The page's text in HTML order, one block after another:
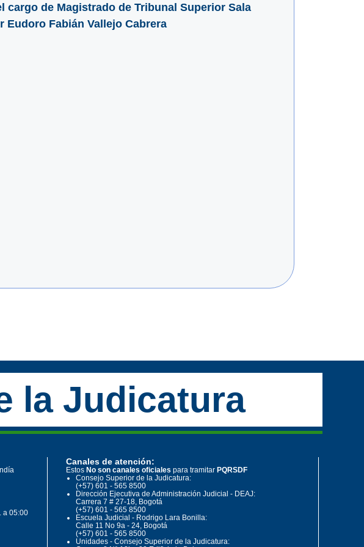
cargo de Magistrado de Tribunal Superior Sala
Eudoro Fabián Vallejo Cabrera
la Judicatura
a 05:00
Canales de atención:
Estos No son canales oficiales para tramitar PQRSDF
Consejo Superior de la Judicatura:
(+57) 601 - 565 8500
Dirección Ejecutiva de Administración Judicial - DEAJ:
Carrera 7 # 27-18, Bogotá
(+57) 601 - 565 8500
Escuela Judicial - Rodrigo Lara Bonilla:
Calle 11 No 9a - 24, Bogotá
(+57) 601 - 565 8500
Unidades - Consejo Superior de la Judicatura: